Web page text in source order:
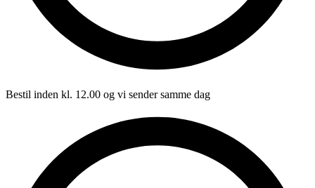
Bestil inden kl. 12.00 og vi sender samme dag